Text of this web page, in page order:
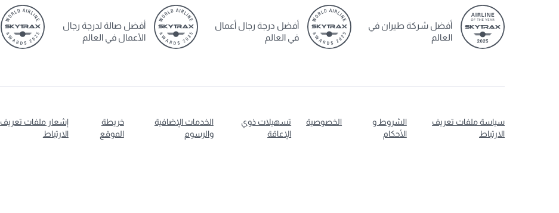
أفضل شركة طيران في
العالم
أفضل درجة رجال أعمال
في العالم
أفضل صالة لدرجة رجال
الأعمال في العالم
سياسة ملفات تعريف
الارتباط
الشروط و
الأحكام
الخصوصية
تسهيلات ذوي
الإعاقة
الخدمات الإضافية
والرسوم
خريطة
الموقع
إشعار ملفات تعريف
الارتباط